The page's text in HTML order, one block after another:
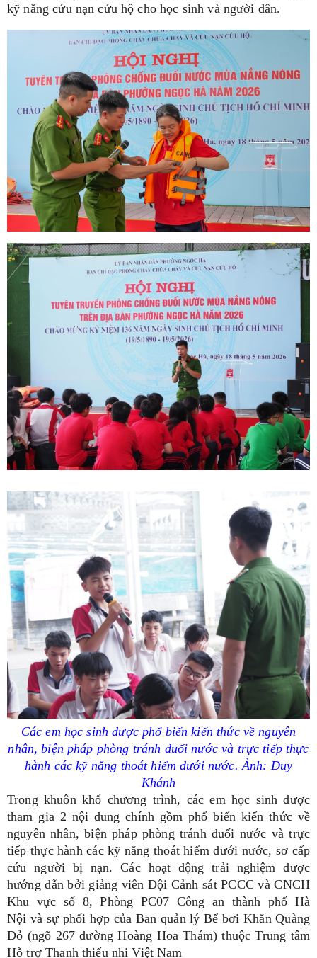
kỹ năng cứu nạn cứu hộ cho học sinh và người dân.
Các em học sinh được phổ biến kiến thức về nguyên
nhân, biện pháp phòng tránh đuối nước và trực tiếp thực
hành các kỹ năng thoát hiểm dưới nước.Ảnh: Duy
Khánh
Trong khuôn khổ chương trình, các em học sinh được
tham gia 2 nội dung chính gồm phổ biến kiến thức về
nguyên nhân, biện pháp phòng tránh đuối nước và trực
tiếp thực hành các kỹ năng thoát hiểm dưới nước, sơ cấp
cứu người bị nạn. Các hoạt động trải nghiệm được
hướng dẫn bởi giảng viên Đội Cảnh sát PCCC và CNCH
Khu vực số 8, Phòng PC07 Công an thành phố Hà
Nội và sự phối hợp của Ban quản lý Bể bơi Khăn Quàng
Đỏ (ngõ 267 đường Hoàng Hoa Thám) thuộc Trung tâm
Hỗ trợ Thanh thiếu nhi Việt Nam